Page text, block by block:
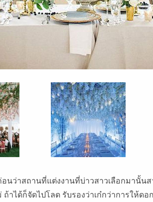
นว่าสถานที่แต่งงานที่บ่าวสาวเลือกมานั้น
าได้ก็จัดไปโลด รับรองว่าเก๋กว่าการให้ด